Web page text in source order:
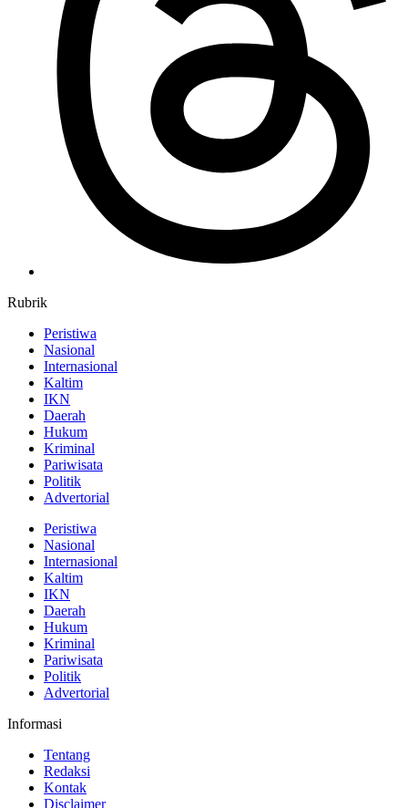
Rubrik
Peristiwa
Nasional
Internasional
Kaltim
IKN
Daerah
Hukum
Kriminal
Pariwisata
Politik
Advertorial
Peristiwa
Nasional
Internasional
Kaltim
IKN
Daerah
Hukum
Kriminal
Pariwisata
Politik
Advertorial
Informasi
Tentang
Redaksi
Kontak
Disclaimer